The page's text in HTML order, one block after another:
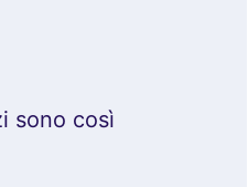
sono così